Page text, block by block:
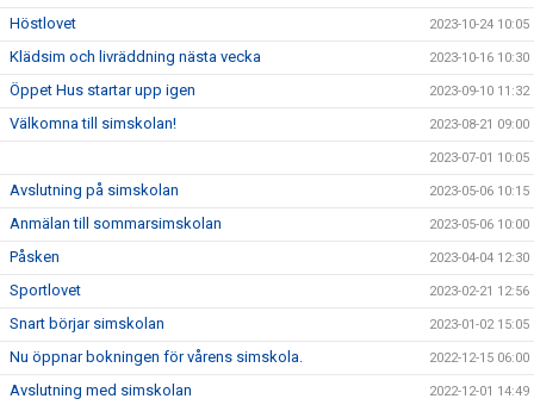
Höstlovet 2023-10-24 10:05
Klädsim och livräddning nästa vecka 2023-10-16 10:30
Öppet Hus startar upp igen 2023-09-10 11:32
Välkomna till simskolan! 2023-08-21 09:00
2023-07-01 10:05
Avslutning på simskolan 2023-05-06 10:15
Anmälan till sommarsimskolan 2023-05-06 10:00
Påsken 2023-04-04 12:30
Sportlovet 2023-02-21 12:56
Snart börjar simskolan 2023-01-02 15:05
Nu öppnar bokningen för vårens simskola. 2022-12-15 06:00
Avslutning med simskolan 2022-12-01 14:49